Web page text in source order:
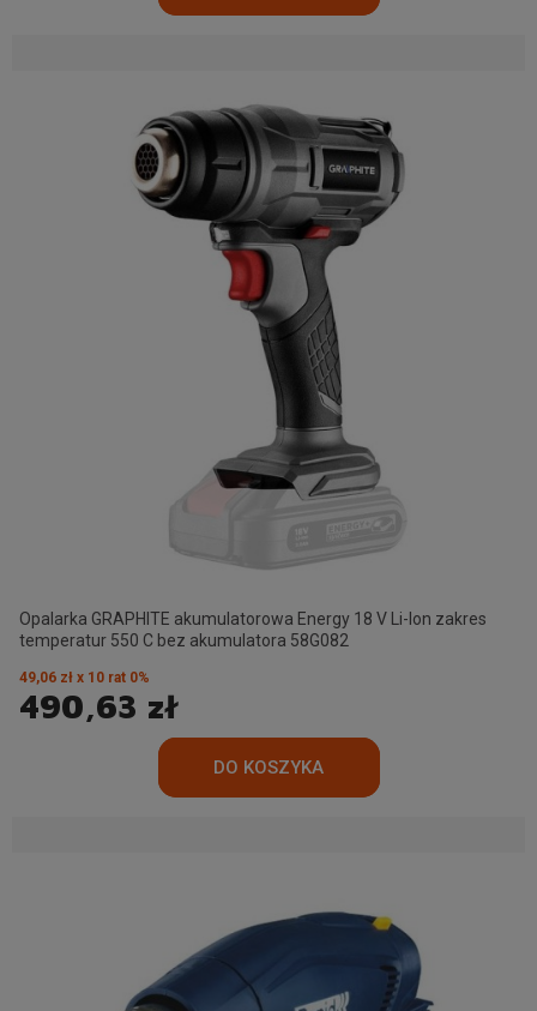
Opalarka GRAPHITE akumulatorowa Energy 18 V Li-Ion zakres
temperatur 550 C bez akumulatora 58G082
490,63 zł
49,06 zł x 10 rat 0%